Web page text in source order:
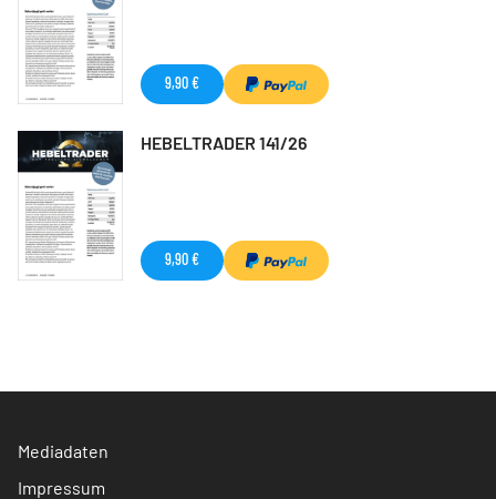
9,90 €
HEBELTRADER 141/26
9,90 €
Mediadaten
Impressum